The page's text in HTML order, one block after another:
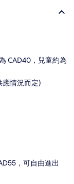
CAD40，兒童約為
應情況而定)
，可自由進出